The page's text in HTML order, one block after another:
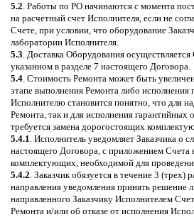
5.2. Работы по РО начинаются с момента
на расчетный счет Исполнителя, если не
Счете, при условии, что оборудование
лаборатории Исполнителя.
5.3. Доставка Оборудования
указанном в разделе 7 настоящего Договора.
5.4. Стоимость Ремонта может быть
этапе выполнения Ремонта либо исполнения
Исполнителю становится понятно, что для
Ремонта, так и для исполнения гарантийных
требуется замена дорогостоящих
5.4.1. Исполнитель уведомляет Заказчика о
настоящего Договора, с приложением Счета
комплектующих, необходимой для
5.4.2. Заказчик обязуется в течение 3 (трех)
направления уведомления принять решение
направленного Заказчику Исполнителем
Ремонта и/или об отказе от исполнения